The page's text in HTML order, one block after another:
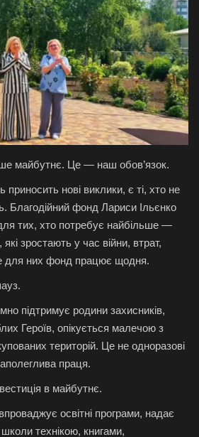
майбутнє. Це — наш обов’язок.
нові виклики, є ті, хто не
Благодійний фонд Лариси Ільєнко
тих, хто потребує найбільше —
зростають у час війни, втрат,
для них фонд працює щодня.
підтримує родини захисників,
Героїв, опікується малечою з
територій. Це не одноразові
праця.
в майбутнє.
освітні програми, надає
технікою, книгами,